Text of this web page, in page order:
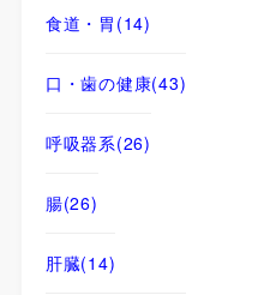
食道・胃 (14)
口・歯の健康(43)
呼吸器系(26)
腸(26)
肝臓(14)